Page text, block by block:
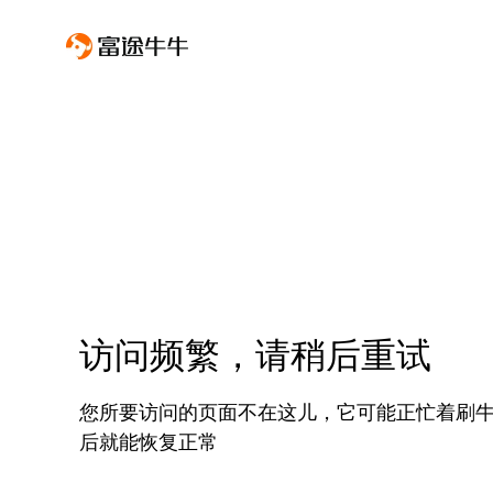
访问频繁，请稍后重试
您所要访问的页面不在这儿，它可能正忙着刷
后就能恢复正常